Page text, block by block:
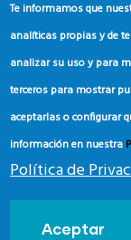
Consumidor2024.
Te informamos que
analíticas propias y de
analizar su uso y para
terceros para mostrar
aceptarlas o configurar
información en nuestra
Política de
Aceptar